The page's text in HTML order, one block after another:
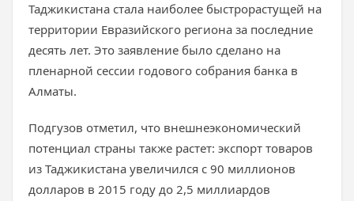
Таджикистана стала наиболее быстрорастущей на
территории Евразийского региона за последние
десять лет. Это заявление было сделано на
пленарной сессии годового собрания банка в
Алматы.
Подгузов отметил, что внешнеэкономический
потенциал страны также растет: экспорт товаров
из Таджикистана увеличился с 90 миллионов
долларов в 2015 году до 2,5 миллиардов